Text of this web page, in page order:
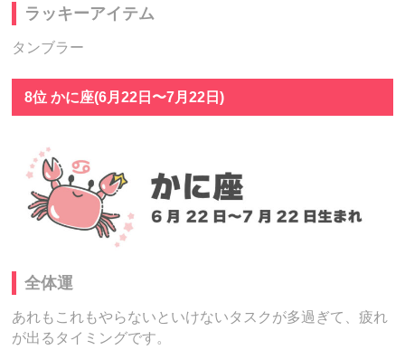
ラッキーアイテム
タンブラー
8位 かに座(6月22日〜7月22日)
全体運
あれもこれもやらないといけないタスクが多過ぎて、疲れ
が出るタイミングです。